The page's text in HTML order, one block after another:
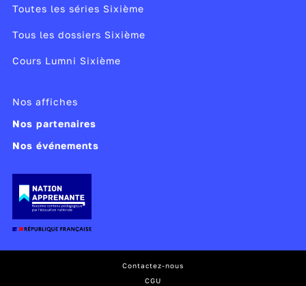
Toutes les séries Sixième
Tous les dossiers Sixième
Cours Lumni Sixième
Nos affiches
Nos partenaires
Nos événements
Contactez-nous
CGU